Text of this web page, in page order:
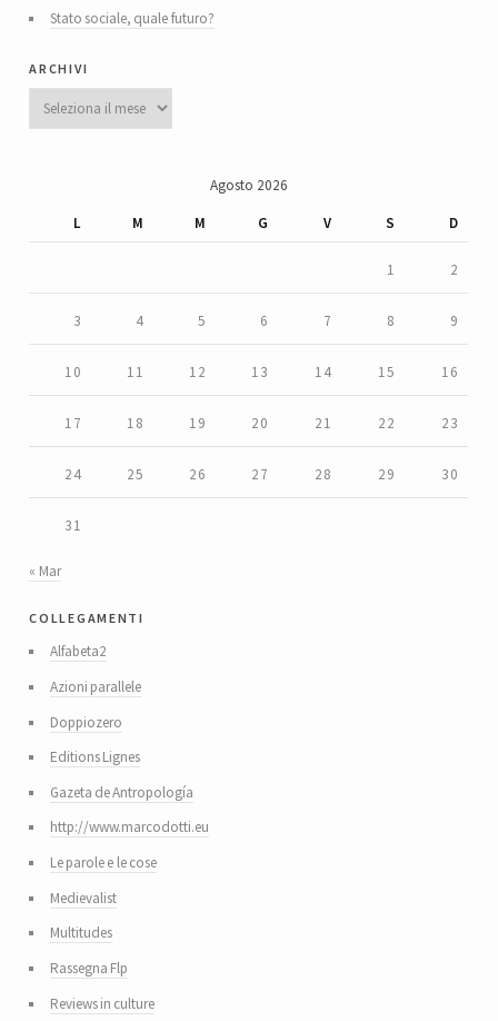
Stato sociale, quale futuro?
archivi
Archivi
Agosto 2026
L
M M G V S D
1 2
3 4 5 6 7 8 9
10 11 12 13 14 15 16
17 18 19 20 21 22 23
24 25 26 27 28 29 30
31
« Mar
collegamenti
Alfabeta2
Azioni parallele
Doppiozero
Editions Lignes
Gazeta de Antropología
http://www.marcodotti.eu
Le parole e le cose
Medievalist
Multitudes
Rassegna Flp
Reviews in culture